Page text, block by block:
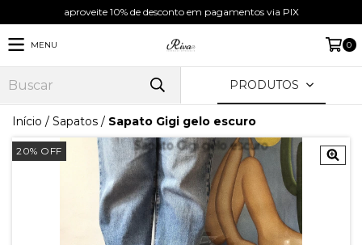
aproveite 10% de desconto em pagamentos via PIX
MENU 0
PRODUTOS
Início / Sapatos / Sapato Gigi gelo escuro
20% OFF